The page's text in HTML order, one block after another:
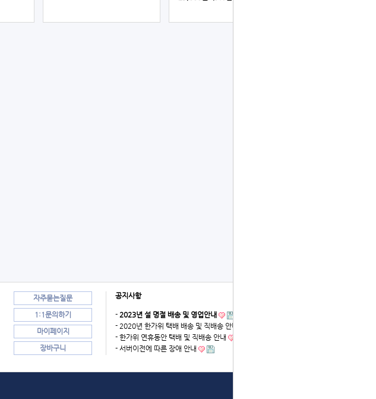
자주묻는질문
1:1문의하기
마이페이지
장바구니
공지사항
- 2023년 설 명절 배송 및 영업안내
- 2020년 한가위 택배 배송 및 직배송 안내
- 한가위 연휴동안 택배 및 직배송 안내
- 서버이전에 따른 장애 안내